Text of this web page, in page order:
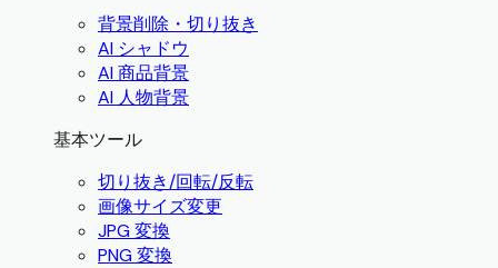
背景削除・切り抜き
AI シャドウ
AI 商品背景
AI 人物背景
基本ツール
切り抜き/回転/反転
画像サイズ変更
JPG 変換
PNG 変換